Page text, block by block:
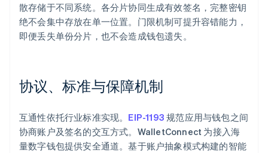
散存储于不同系统。各分片协同生成有效签名，完整密钥
绝不会集中存放在单一位置。门限机制可提升容错能力，
即便丢失单份分片，也不会造成钱包遗失。
协议、标准与保障机制
互通性依托行业标准实现。 EIP-1193 规范应用与钱包之间
协商账户及签名的交互方式。WalletConnect 为接入海
量数字钱包提供安全通道。基于账户抽象模式构建的智能